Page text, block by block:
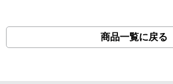
商品一覧に戻る